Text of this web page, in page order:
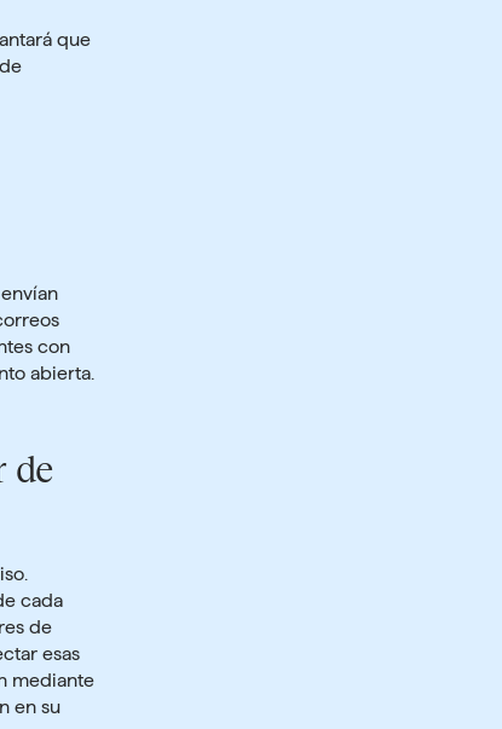
que
con
abierta.
de
cada
de
esas
mediante
en su